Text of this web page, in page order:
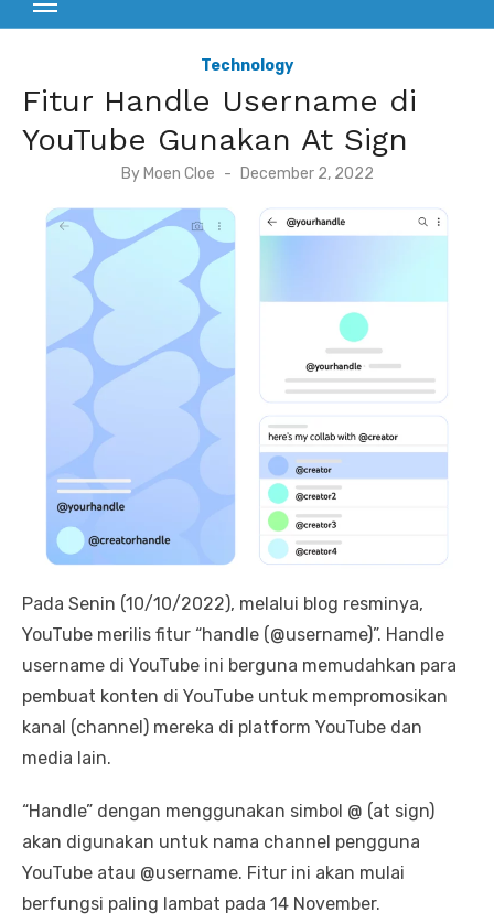
Technology
Fitur Handle Username di
YouTube Gunakan At Sign
By Moen Cloe
PDecember 2, 2022
Pada Senin (10/10/2022), melalui blog resminya,
YouTube merilis fitur “handle (@username)”. Handle
username di YouTube ini berguna memudahkan para
pembuat konten di YouTube untuk mempromosikan
kanal (channel) mereka di platform YouTube dan
media lain.
“Handle” dengan menggunakan simbol @ (at sign)
akan digunakan untuk nama channel pengguna
YouTube atau @username. Fitur ini akan mulai
berfungsi paling lambat pada 14 November.